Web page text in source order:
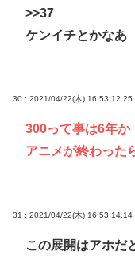
>>37
ケンイチとかなあ
30 : 2021/04/22(木) 16:53:12.25
300って事は6年か
アニメが終わった
31 : 2021/04/22(木) 16:53:14.14
この展開はアホだ